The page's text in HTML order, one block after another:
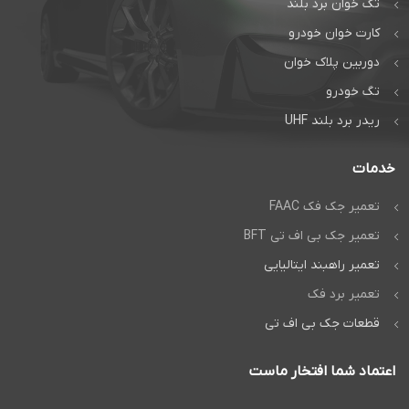
گفتگوی آنلاین:
تگ خوان برد بلند
کارت خوان خودرو
دوربین پلاک خوان
تگ خودرو
ریدر برد بلند UHF
خدمات
تعمیر جک فک FAAC
تعمیر جک بی اف تی BFT
تعمیر راهبند ایتالیایی
تعمیر برد فک
قطعات جک بی اف تی
اعتماد شما افتخار ماست